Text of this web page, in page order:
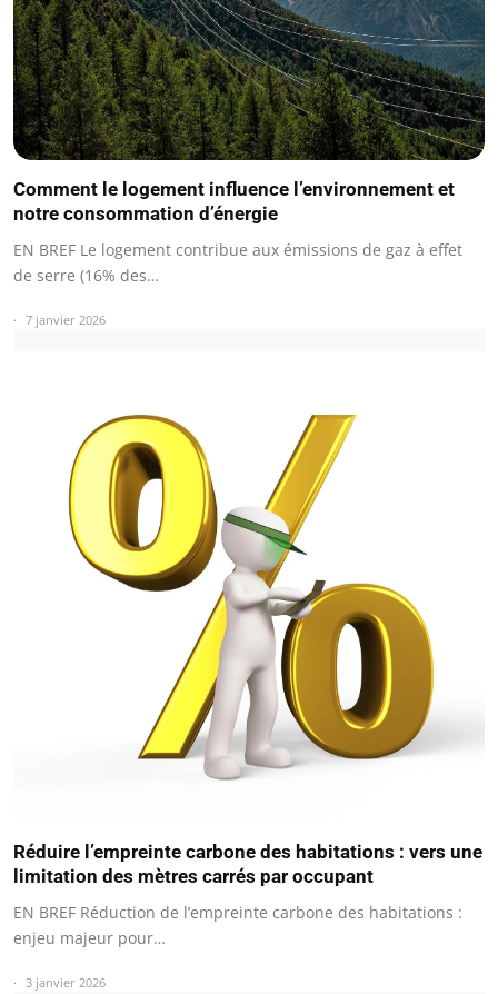
Comment le logement influence l’environnement et
notre consommation d’énergie
EN BREF Le logement contribue aux émissions de gaz à effet
de serre (16% des…
7 janvier 2026
Réduire l’empreinte carbone des habitations : vers une
limitation des mètres carrés par occupant
EN BREF Réduction de l’empreinte carbone des habitations :
enjeu majeur pour…
3 janvier 2026